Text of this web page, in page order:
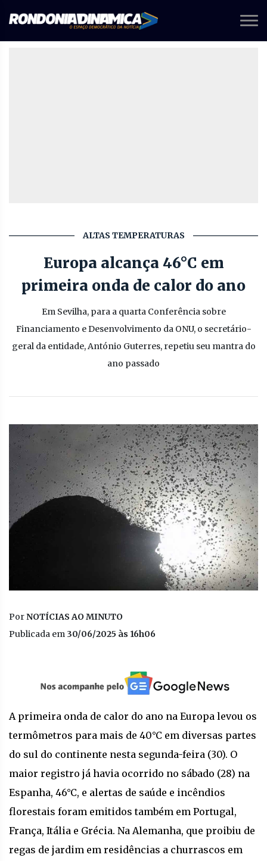
ALTAS TEMPERATURAS
Europa alcança 46°C em
primeira onda de calor do ano
Em Sevilha, para a quarta Conferência sobre
Financiamento e Desenvolvimento da ONU, o secretário-
geral da entidade, António Guterres, repetiu seu mantra do
ano passado
PorNOTÍCIAS AO MINUTO
Publicada em 30/06/2025 às 16h06
A primeira onda de calor do ano na Europa levou os
termômetros para mais de 40°C em diversas partes
do sul do continente nesta segunda-feira (30). O
maior registro já havia ocorrido no sábado (28) na
Espanha, 46°C, e alertas de saúde e incêndios
florestais foram emitidos também em Portugal,
França, Itália e Grécia. Na Alemanha, que proibiu de
regas de jardim em residências a churrascos em